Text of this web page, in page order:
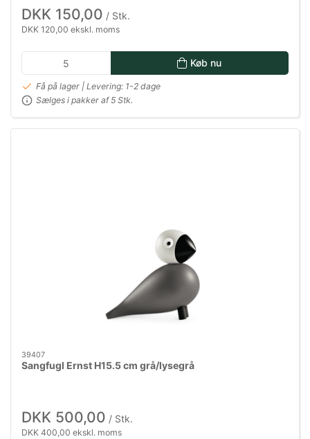
DKK 150,00 / Stk.
DKK 120,00 ekskl. moms
Køb nu
Få på lager | Levering: 1-2 dage
Sælges i pakker af 5 Stk.
39407
Sangfugl Ernst H15.5 cm grå/lysegrå
DKK 500,00 / Stk.
DKK 400,00 ekskl. moms